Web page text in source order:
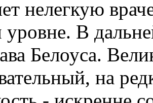
нелегкую
уровне. В
Белоуса.
на